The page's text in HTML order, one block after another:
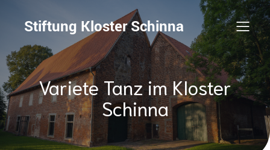
Stiftung Kloster Schinna
Variete Tanz im Kloster
Schinna